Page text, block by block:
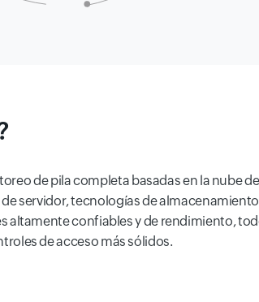
de pila completa basadas en la nube de
servidor, tecnologías de
altamente confiables y de rendimiento,
de acceso más sólidos.